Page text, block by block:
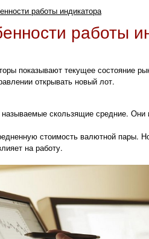
работы индикатора
работы
показывают текущее состояние
открывать новый лот.
скользящие средние.
стоимость валютной пары.
на работу.